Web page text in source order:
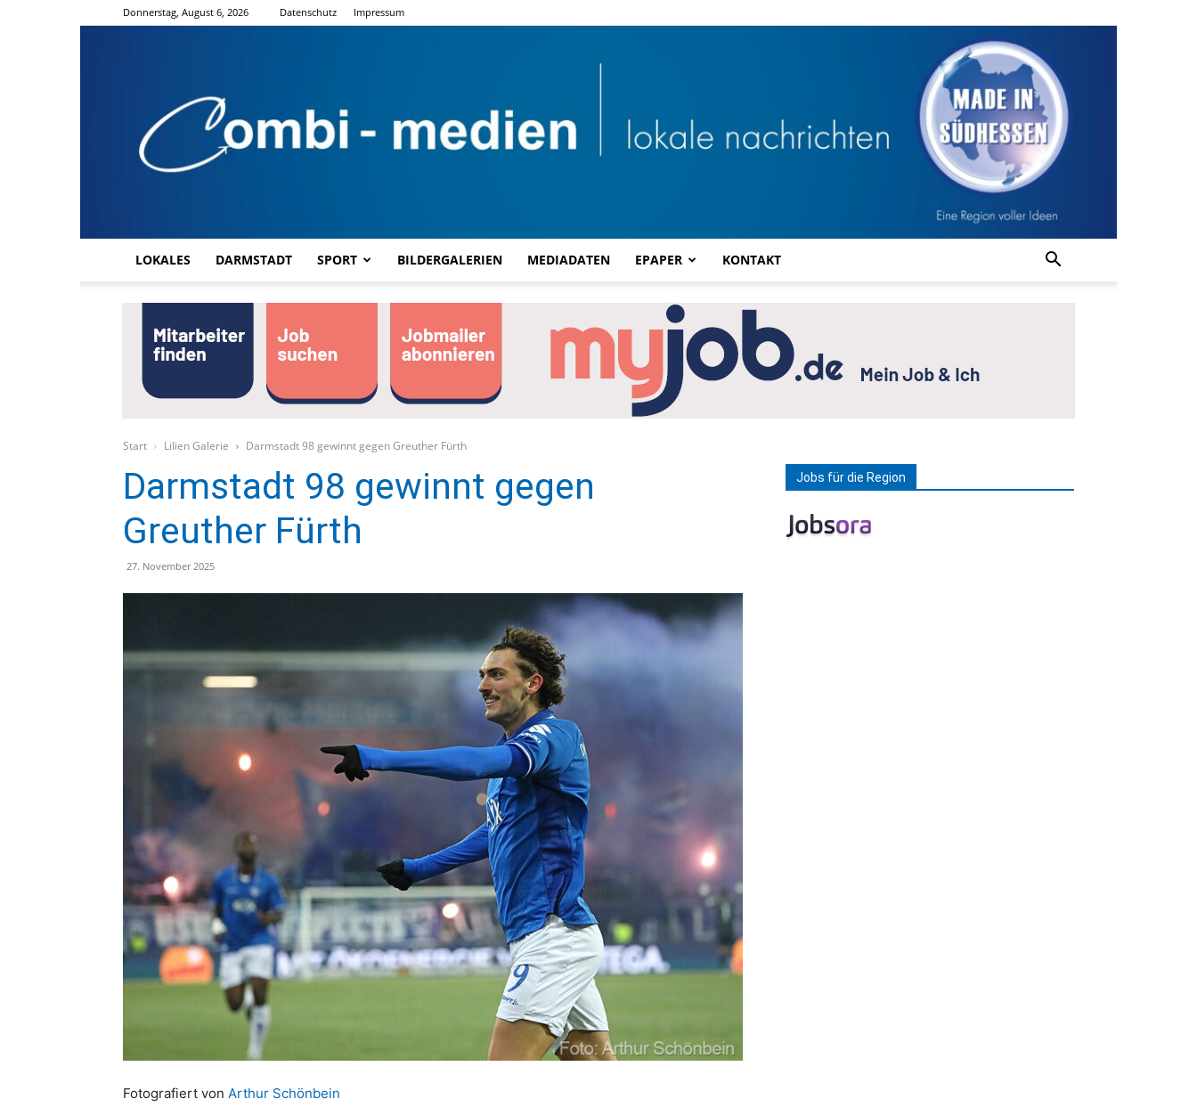
Donnerstag, August 6, 2026 Datenschutz Impressum
LOKALES DARMSTADT SPORT BILDERGALERIEN MEDIADATEN EPAPER KONTAKT
Start Lilien Galerie Darmstadt 98 gewinnt gegen Greuther Fürth
Darmstadt 98 gewinnt gegen
Greuther Fürth
27. November 2025
Fotografiert von Arthur Schönbein
Jobs für die Region